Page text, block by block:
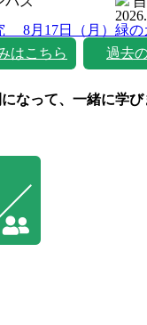
8月17日（月） 緑の
はこちら
過去
なって、一緒に学び